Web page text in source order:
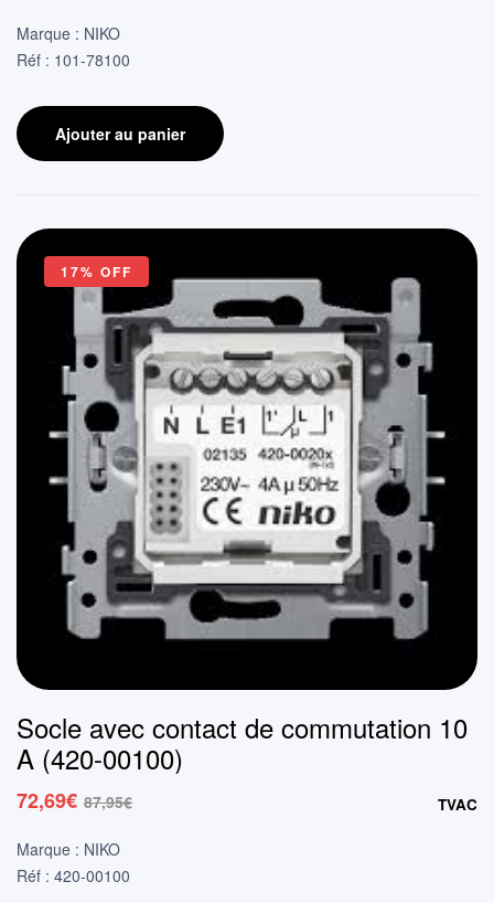
prix
initial
86,30€.
prix
actuel
71,32€.
Marque : NIKO
Réf : 101-78100
Ajouter au panier
17% OFF
Socle avec contact de commutation 10
A (420-00100)
87,95€
prix
initial
72,69€
prix
actuel
TVAC
Marque : NIKO
Réf : 420-00100